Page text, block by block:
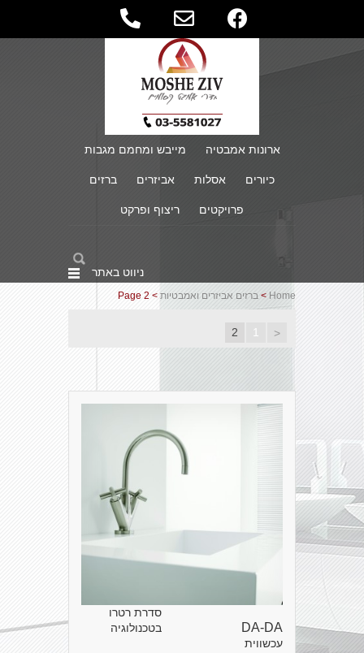
ארונות אמבטיה מייבש ומחמם מגבות
כיורים אסלות אביזרים ברזים
פרויקטים ריצוף ופרקט
ניווט באתר
Home
> ברזים אביזרים ואמבטיות > Page 2
<
1
2
DA-DA
סדרת רטרו
בטכנולוגיה
עכשווית